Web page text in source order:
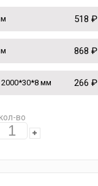
518 ₽
868 ₽
мм 266 ₽
кол-во